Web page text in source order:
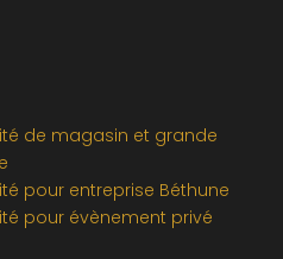
de magasin et grande
pour entreprise Béthune
pour évènement privé